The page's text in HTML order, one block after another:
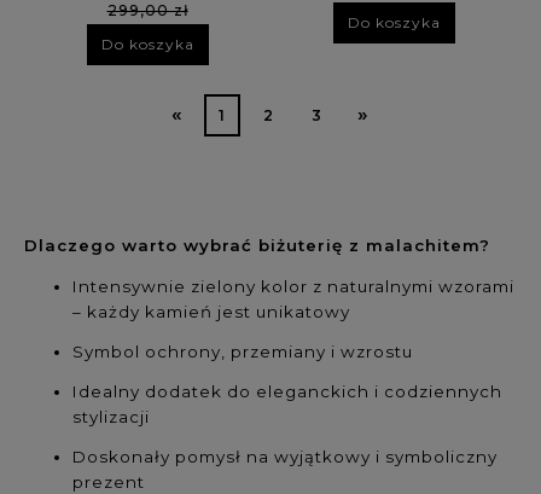
299,00 zł
Do koszyka
Do koszyka
« 1 2 3 »
Dlaczego warto wybrać biżuterię z malachitem?
Intensywnie zielony kolor z naturalnymi wzorami
– każdy kamień jest unikatowy
Symbol ochrony, przemiany i wzrostu
Idealny dodatek do eleganckich i codziennych
stylizacji
Doskonały pomysł na wyjątkowy i symboliczny
prezent